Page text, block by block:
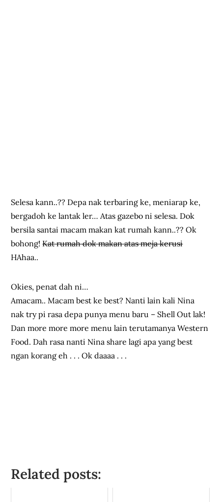
Selesa kann..?? Depa nak terbaring ke, meniarap ke,
bergadoh ke lantak ler… Atas gazebo ni selesa. Dok
bersila santai macam makan kat rumah kann..?? Ok
bohong!Kat rumah dok makan atas meja kerusi
HAhaa..
Okies, penat dah ni…
Amacam.. Macam best ke best? Nanti lain kali Nina
nak try pi rasa depa punya menu baru – Shell Out lak!
Dan more more more menu lain terutamanya Western
Food. Dah rasa nanti Nina share lagi apa yang best
ngan korang eh . . . Ok daaaa . . .
Related posts: